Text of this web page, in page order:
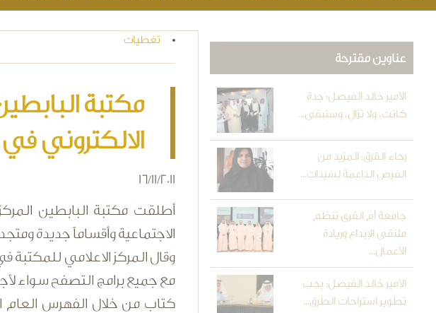
You are here
تغطيات
مكتبة
الالكتروني
16/11/2011
أطلقت مكتبة البابطين
الاجتماعية وأقساماً جديدة
وقال المركز الاعلامي
مع جميع برامج التصفح سواء
كتاب من خلال الفهرس العام
عناوين مقترحة
الأمير خالد الفيصل: جدة
كانت، ولا تزال، وستبقى...
رجاء القرق: المزيد من
الفرص الداعمة لسيدات...
جامعة أم القرى تنظم
ملتقى الإبداع وريادة
الأعمال...
الأمير خالد الفيصل: يجب
تطوير استراحات الطرق...